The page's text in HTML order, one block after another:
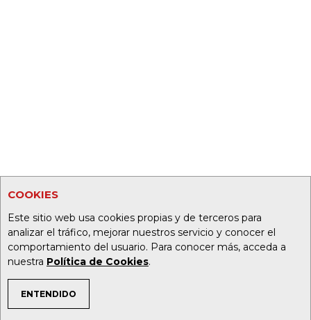
COOKIES
Este sitio web usa cookies propias y de terceros para
analizar el tráfico, mejorar nuestros servicio y conocer el
comportamiento del usuario. Para conocer más, acceda a
nuestra Política de Cookies.
ENTENDIDO
TEMAS DE INTERÉS